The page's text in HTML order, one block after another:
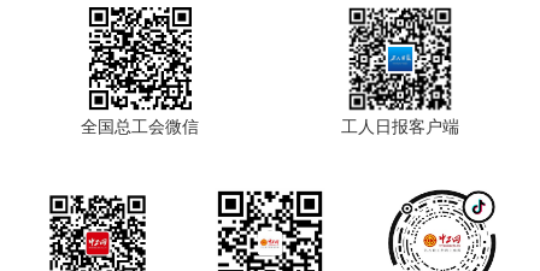
全国总工会微信 工人日报客户端